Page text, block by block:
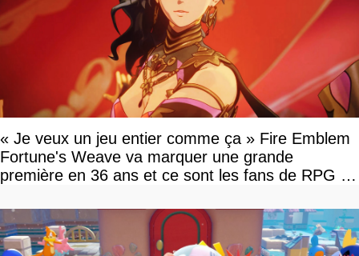
« Je veux un jeu entier comme ça » Fire Emblem
Fortune's Weave va marquer une grande
première en 36 ans et ce sont les fans de RPG en